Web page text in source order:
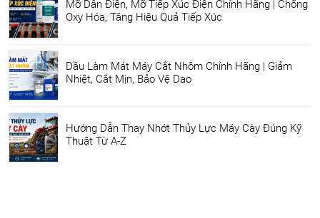
Mỡ Dẫn Điện, Mỡ Tiếp Xúc Điện Chính Hãng | Chống
Oxy Hóa, Tăng Hiệu Quả Tiếp Xúc
Dầu Làm Mát Máy Cắt Nhôm Chính Hãng | Giảm
Nhiệt, Cắt Mịn, Bảo Vệ Dao
Hướng Dẫn Thay Nhớt Thủy Lực Máy Cày Đúng Kỹ
Thuật Từ A-Z